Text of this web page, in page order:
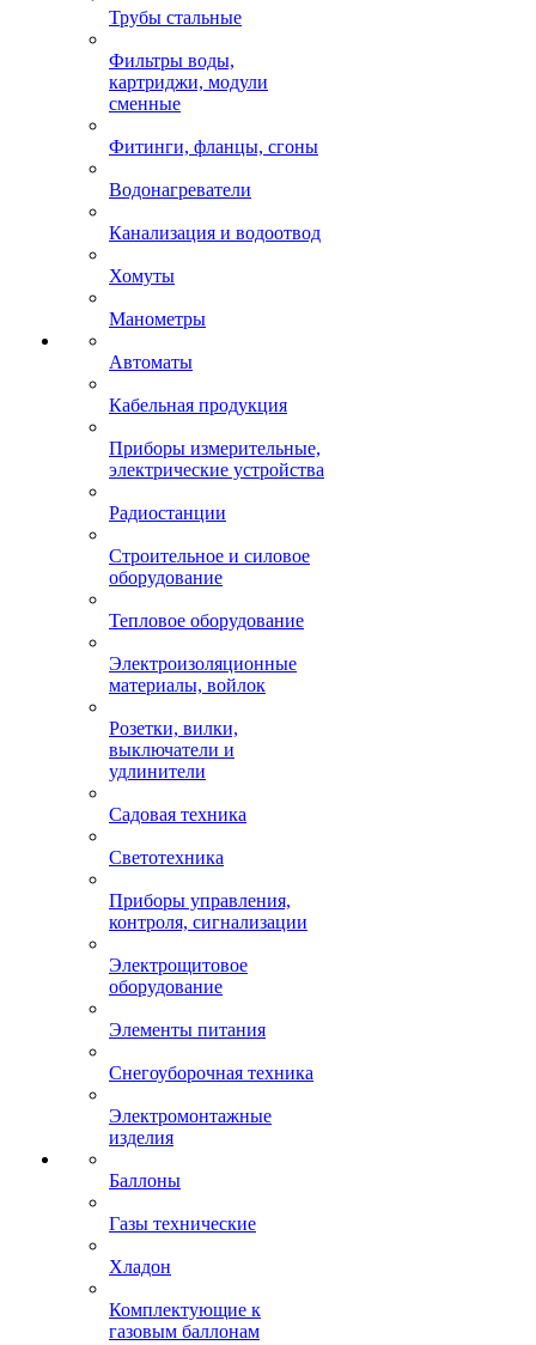
Трубы стальные
Фильтры воды,
картриджи, модули
сменные
Фитинги, фланцы, сгоны
Водонагреватели
Канализация и водоотвод
Хомуты
Манометры
Автоматы
Кабельная продукция
Приборы измерительные,
электрические устройства
Радиостанции
Строительное и силовое
оборудование
Тепловое оборудование
Электроизоляционные
материалы, войлок
Розетки, вилки,
выключатели и
удлинители
Садовая техника
Светотехника
Приборы управления,
контроля, сигнализации
Электрощитовое
оборудование
Элементы питания
Снегоуборочная техника
Электромонтажные
изделия
Баллоны
Газы технические
Хладон
Комплектующие к
газовым баллонам